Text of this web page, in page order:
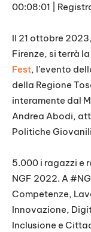
SHARE
LINK
EMBED
00:08:01
Il 21 ottobre
Firenze, si terrà
Fest, l’evento
della Regione
interamente dal
Andrea Abodi,
Politiche
5.000 i ragazzi e
NGF 2022. A
Competenze,
Innovazione,
Inclusione e